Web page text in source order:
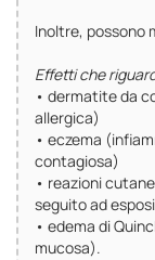
Inoltre, possono
Effetti che
• dermatite da
allergica)
• eczema
contagiosa)
• reazioni
seguito ad
• edema di
mucosa).